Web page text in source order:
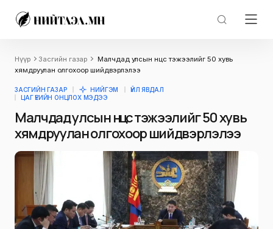
Нүүр Засгийн газар
Малчдад улсын нөөцөөс тэжээлийг 50 хувь
хямдруулан олгохоор шийдвэрлэлээ
ЗАСГИЙН ГАЗАР НИЙГЭМ
ҮЙЛ ЯВДАЛ
ЦАГ ҮЕИЙН ОНЦЛОХ МЭДЭЭ
Малчдад улсын нөөцөөс тэжээлийг 50 хувь
хямдруулан олгохоор шийдвэрлэлээ